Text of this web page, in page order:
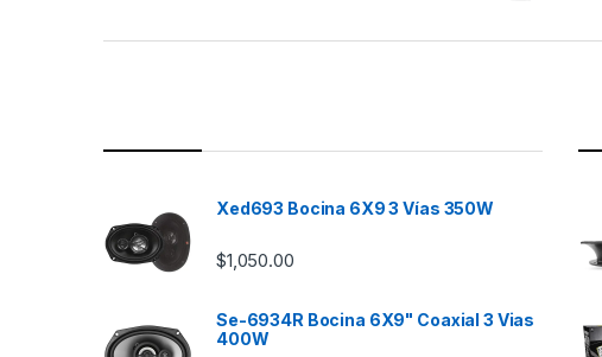
Xed693 Bocina 6X9 3 Vías 350W
$1,050.00
Se-6934R Bocina 6X9" Coaxial 3 Vias
400W